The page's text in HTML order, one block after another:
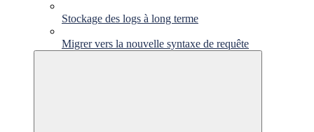
Stockage des logs à long terme
Migrer vers la nouvelle syntaxe de requête